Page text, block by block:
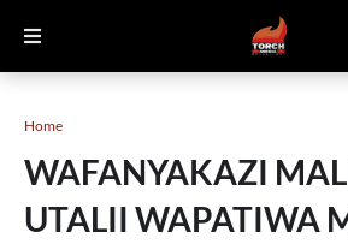
Home
WAFANYAKAZI
UTALII WAPATIWA